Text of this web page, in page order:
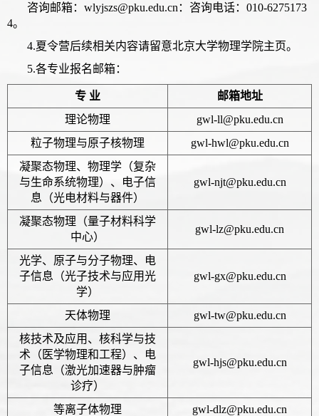
咨询邮箱：wlyjszs@pku.edu.cn：咨询电话：010-6275173
4。
4.夏令营后续相关内容请留意北京大学物理学院主页。
5.各专业报名邮箱：
专 业
邮箱地址
理论物理
gwl-ll@pku.edu.cn
粒子物理与原子核物理
gwl-hwl@pku.edu.cn
凝聚态物理、物理学（复杂
与生命系统物理）、电子信
息（光电材料与器件）
gwl-njt@pku.edu.cn
凝聚态物理（量子材料科学
中心）
gwl-lz@pku.edu.cn
光学、原子与分子物理、电
子信息（光子技术与应用光
学）
gwl-gx@pku.edu.cn
天体物理
gwl-tw@pku.edu.cn
核技术及应用、核科学与技
术（医学物理和工程）、电
子信息（激光加速器与肿瘤
诊疗）
gwl-hjs@pku.edu.cn
等离子体物理
gwl-dlz@pku.edu.cn